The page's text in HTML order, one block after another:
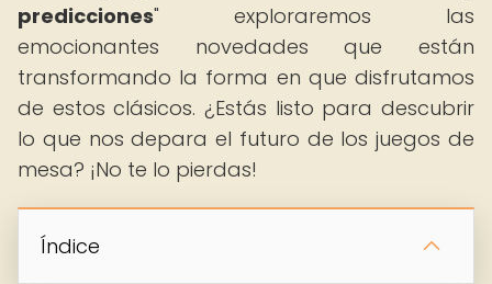
predicciones" exploraremos las
emocionantes novedades que están
transformando la forma en que disfrutamos
de estos clásicos. ¿Estás listo para descubrir
lo que nos depara el futuro de los juegos de
mesa? ¡No te lo pierdas!
Índice